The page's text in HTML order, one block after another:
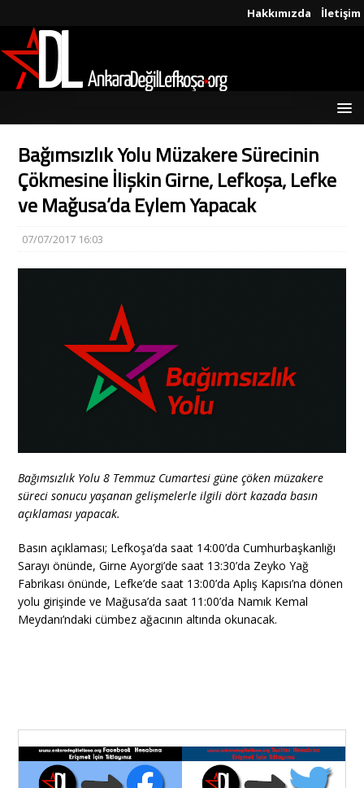
Hakkımızda İletişim
Bağımsızlık Yolu Müzakere Sürecinin
Çökmesine İlişkin Girne, Lefkoşa, Lefke
ve Mağusa’da Eylem Yapacak
07/07/2017 16:03
Bağımsızlık Yolu 8 Temmuz Cumartesi güne çöken müzakere
süreci sonucu yaşanan gelişmelerle ilgili dört kazada basın
açıklaması yapacak.
Basın açıklaması; Lefkoşa’da saat 14:00’da Cumhurbaşkanlığı
Sarayı önünde, Girne Ayorgi’de saat 13:30’da Zeyko Yağ
Fabrikası önünde, Lefke’de saat 13:00’da Aplış Kapısı’na dönen
yolu girişinde ve Mağusa’da saat 11:00’da Namık Kemal
Meydanı’ndaki cümbez ağacının altında okunacak.